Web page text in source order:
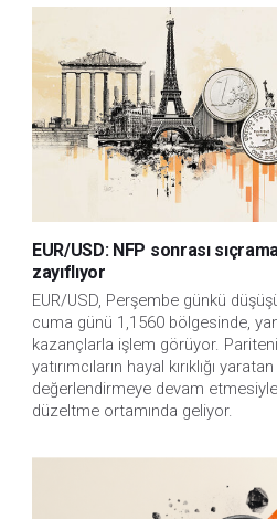
EUR/USD: NFP sonrası
zayıflıyor
EUR/USD, Perşembe günkü
cuma günü 1,1560 bölgesinde,
kazançlarla işlem görüyor.
yatırımcıların hayal kırıklığı
değerlendirmeye devam
düzeltme ortamında geliyor.